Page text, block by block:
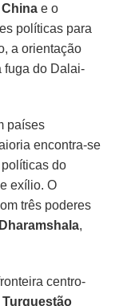
China e o
políticas para
a orientação
fuga do Dalai-
países
encontra-se
do
exílio. O
três poderes
Dharamshala,
centro-
Turquestão